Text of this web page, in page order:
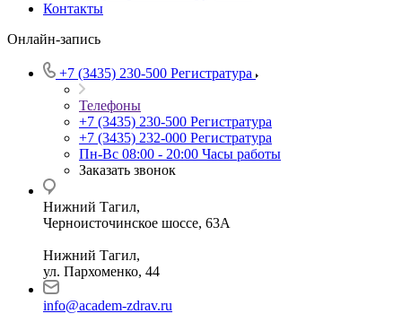
Контакты
Онлайн-запись
+7 (3435) 230-500 Регистратура
Телефоны
+7 (3435) 230-500 Регистратура
+7 (3435) 232-000 Регистратура
Пн-Вс 08:00 - 20:00 Часы работы
Заказать звонок
Нижний Тагил,
Черноисточинское шоссе, 63А
Нижний Тагил,
ул. Пархоменко, 44
info@academ-zdrav.ru